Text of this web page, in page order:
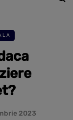
2023